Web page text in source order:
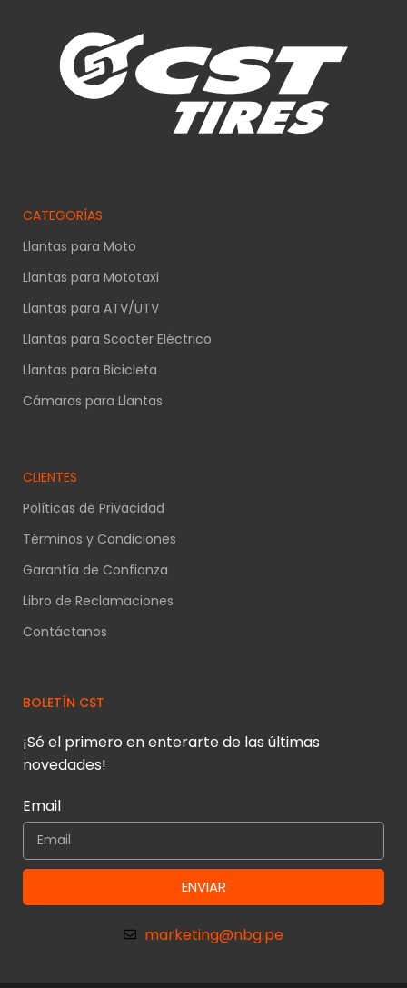
CATEGORÍAS
Llantas para Moto
Llantas para Mototaxi
Llantas para ATV/UTV
Llantas para Scooter Eléctrico
Llantas para Bicicleta
Cámaras para Llantas
CLIENTES
Políticas de Privacidad
Términos y Condiciones
Garantía de Confianza
Libro de Reclamaciones
Contáctanos
BOLETÍN CST
¡Sé el primero en enterarte de las últimas
novedades!
Email
ENVIAR
marketing@nbg.pe